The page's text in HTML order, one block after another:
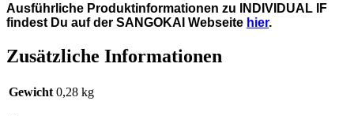
Ausführliche Produktinformationen zu INDIVIDUAL IF
findest Du auf der SANGOKAI Webseite hier.
Zusätzliche Informationen
Gewicht 0,28 kg